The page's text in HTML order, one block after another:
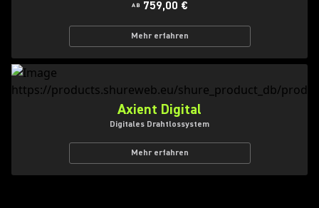
AB 759,00 €
Mehr erfahren
Axient Digital
Digitales Drahtlossystem
Mehr erfahren